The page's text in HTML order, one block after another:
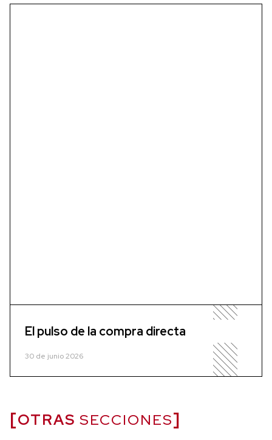
El pulso de la compra directa
30 de junio 2026
OTRAS SECCIONES